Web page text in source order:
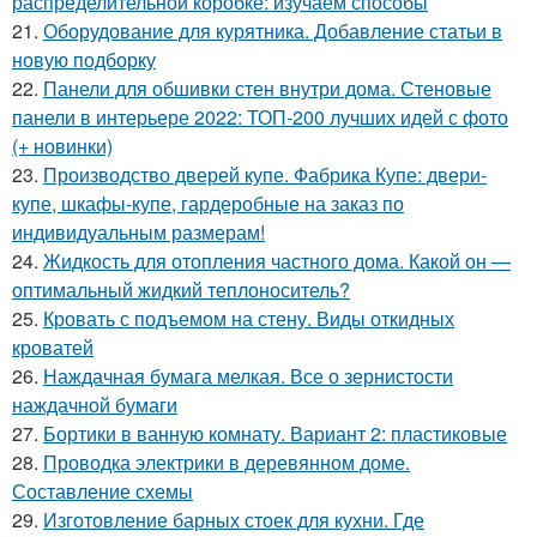
21. Оборудование для курятника. Добавление статьи в
новую подборку
22. Панели для обшивки стен внутри дома. Стеновые
панели в интерьере 2022: ТОП-200 лучших идей с фото
(+ новинки)
23. Производство дверей купе. Фабрика Купе: двери-
купе, шкафы-купе, гардеробные на заказ по
индивидуальным размерам!
24. Жидкость для отопления частного дома. Какой он —
оптимальный жидкий теплоноситель?
25. Кровать с подъемом на стену. Виды откидных
кроватей
26. Наждачная бумага мелкая. Все о зернистости
наждачной бумаги
27. Бортики в ванную комнату. Вариант 2: пластиковые
28. Проводка электрики в деревянном доме.
Составление схемы
29. Изготовление барных стоек для кухни. Где